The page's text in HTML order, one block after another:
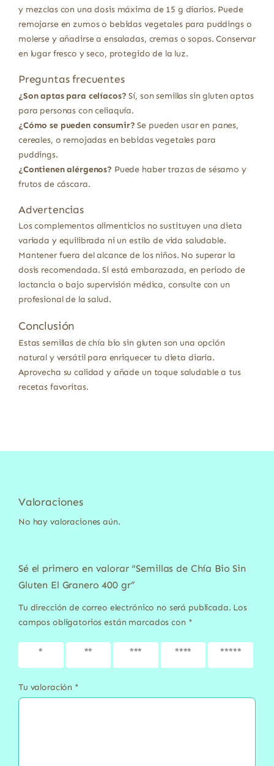
y mezclas con una dosis máxima de 15 g diarios. Puede
remojarse en zumos o bebidas vegetales para puddings o
molerse y añadirse a ensaladas, cremas o sopas. Conservar
en lugar fresco y seco, protegido de la luz.
Preguntas frecuentes
¿Son aptas para celíacos? Sí, son semillas sin gluten aptas
para personas con celiaquía.
¿Cómo se pueden consumir? Se pueden usar en panes,
cereales, o remojadas en bebidas vegetales para
puddings.
¿Contienen alérgenos? Puede haber trazas de sésamo y
frutos de cáscara.
Advertencias
Los complementos alimenticios no sustituyen una dieta
variada y equilibrada ni un estilo de vida saludable.
Mantener fuera del alcance de los niños. No superar la
dosis recomendada. Si está embarazada, en periodo de
lactancia o bajo supervisión médica, consulte con un
profesional de la salud.
Conclusión
Estas semillas de chía bio sin gluten son una opción
natural y versátil para enriquecer tu dieta diaria.
Aprovecha su calidad y añade un toque saludable a tus
recetas favoritas.
Valoraciones
No hay valoraciones aún.
Sé el primero en valorar “Semillas de Chía Bio Sin
Gluten El Granero 400 gr”
Tu dirección de correo electrónico no será publicada. Los
campos obligatorios están marcados con *
1 de 5
2 de 5
3 de 5
4 de 5
5 de 5
Tu valoración *